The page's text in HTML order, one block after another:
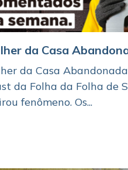
da Casa
da Casa
da Folha da Folha de
fenômeno. Os...